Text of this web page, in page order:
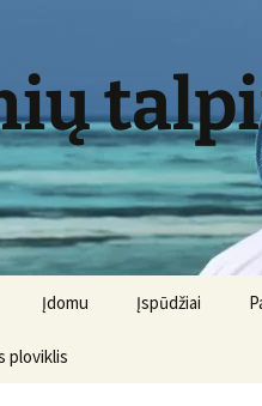
Įdomu Įspūdžiai
ploviklis